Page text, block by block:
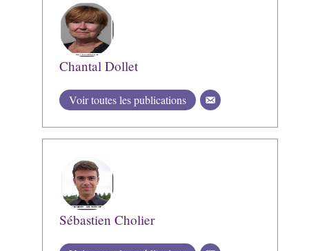
Chantal Dollet
Voir toutes les publications
Sébastien Cholier